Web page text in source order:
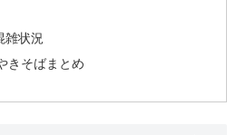
雑状況
きそばまとめ